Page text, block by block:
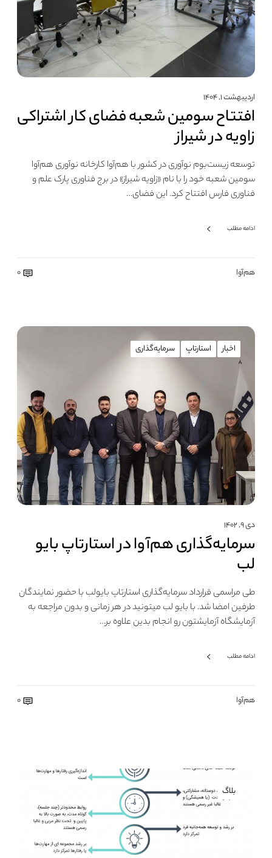
اردیبهشت ۱, ۱۴۰۴
افتتاح سومین شعبه فضای کار اشتراکی
زاویه در شیراز
توسعه زیست‌بوم نوآوری در کشور با هم‌آوا کارخانه نوآوری هم‌آوا
سومین شعبه خود را با نام «زاویه شیراز» در برج فناوری پارک علم و
فناوری فارس افتتاح کرد. این فضای…
ادامه مطلب
هم‌آوا 0
اخبار استارتاپ سرمایه‌گذاری
دی ۹, ۱۴۰۲
سرمایه‌گذاری هم‌آوا در استارتاپ بایو
لب
طی مراسمی قرارداد سرمایه‌گذاری استارتاپ بایولب با حضور نمایندگان
طرفین امضا شد. با بایو لب میتونید در هر زمانی و بدون مراجعه به
آزمایشگاه آزمایشتون رو انجام بدین علاوه بر…
ادامه مطلب
هم‌آوا 0
بلاگ